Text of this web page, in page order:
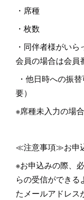
・席種
・枚数
・同伴者様がい
会員の場合は会員
・他日時への振
要）
※席種未入力の場
≪注意事項≫お申
※お申込みの際、
らの受信ができる
たメールアドレス